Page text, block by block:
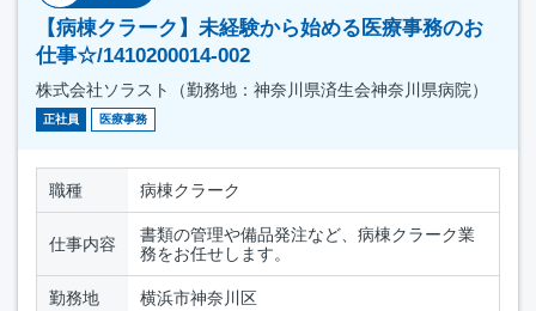
【病棟クラーク】未経験から始める医療事務のお
仕事☆/1410200014-002
株式会社ソラスト（勤務地：神奈川県済生会神奈川県病院）
正社員 医療事務
職種 病棟クラーク
仕事内容
書類の管理や備品発注など、病棟クラーク業
務をお任せします。
勤務地 横浜市神奈川区